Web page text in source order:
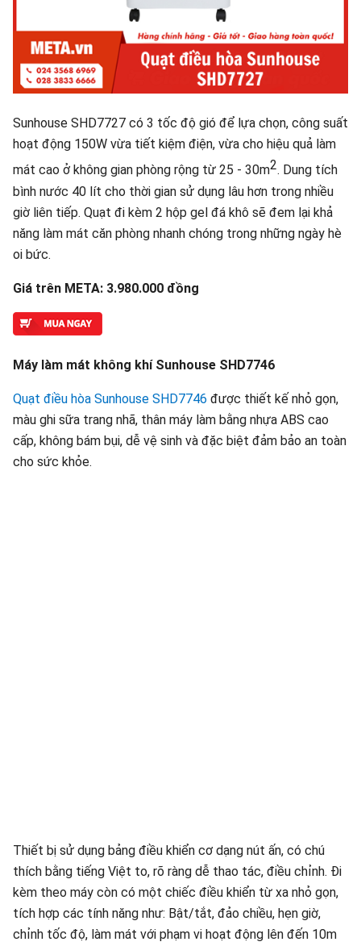
Sunhouse SHD7727 có 3 tốc độ gió để lựa chọn, công suất
hoạt động 150W vừa tiết kiệm điện, vừa cho hiệu quả làm
mát cao ở không gian phòng rộng từ 25 - 30m2. Dung tích
bình nước 40 lít cho thời gian sử dụng lâu hơn trong nhiều
giờ liên tiếp. Quạt đi kèm 2 hộp gel đá khô sẽ đem lại khả
năng làm mát căn phòng nhanh chóng trong những ngày hè
oi bức.
Giá trên META: 3.980.000 đồng
Máy làm mát không khí Sunhouse SHD7746
Quạt điều hòa Sunhouse SHD7746 được thiết kế nhỏ gọn,
màu ghi sữa trang nhã, thân máy làm bằng nhựa ABS cao
cấp, không bám bụi, dễ vệ sinh và đặc biệt đảm bảo an toàn
cho sức khỏe.
Thiết bị sử dụng bảng điều khiển cơ dạng nút ấn, có chú
thích bằng tiếng Việt to, rõ ràng dễ thao tác, điều chỉnh. Đi
kèm theo máy còn có một chiếc điều khiển từ xa nhỏ gọn,
tích hợp các tính năng như: Bật/tắt, đảo chiều, hẹn giờ,
chỉnh tốc độ, làm mát với phạm vi hoạt động lên đến 10m